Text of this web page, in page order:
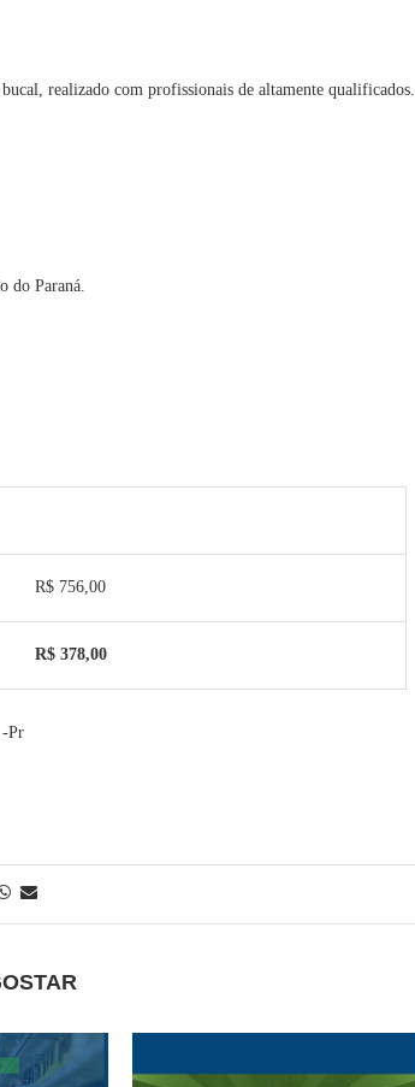
realizado com profissionais de altamente qualificados.
do Paraná.
R$ 756,00
R$ 378,00
Pr